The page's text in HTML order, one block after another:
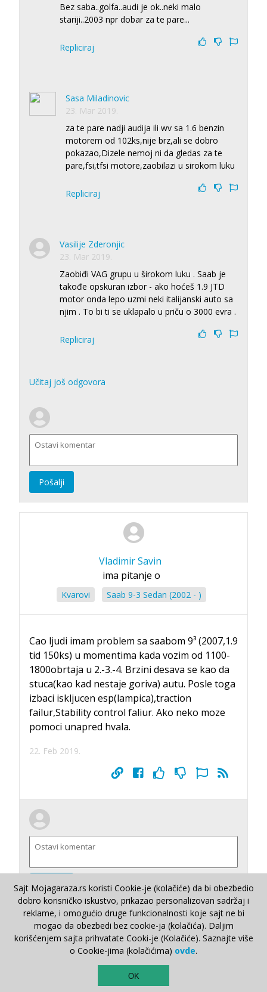
Bez saba..golfa..audi je ok..neki malo
stariji..2003 npr dobar za te pare...
Repliciraj
Sasa Miladinovic
23. Mar 2019.
za te pare nadji audija ili wv sa 1.6 benzin
motorem od 102ks,nije brz,ali se dobro
pokazao,Dizele nemoj ni da gledas za te
pare,fsi,tfsi motore,zaobilazi u sirokom luku
Repliciraj
Vasilije Zderonjic
23. Mar 2019.
Zaobiđi VAG grupu u širokom luku . Saab je
takođe opskuran izbor - ako hoćeš 1.9 JTD
motor onda lepo uzmi neki italijanski auto sa
njim . To bi ti se uklapalo u priču o 3000 evra .
Repliciraj
Učitaj još odgovora
Pošalji
Vladimir Savin
ima pitanje o
Kvarovi Saab 9-3 Sedan (2002 - )
Cao ljudi imam problem sa saabom 9³ (2007,1.9
tid 150ks) u momentima kada vozim od 1100-
1800obrtaja u 2.-3.-4. Brzini desava se kao da
stuca(kao kad nestaje goriva) autu. Posle toga
izbaci iskljucen esp(lampica),traction
failur,Stability control faliur. Ako neko moze
pomoci unapred hvala.
22. Feb 2019.
Pošalji
Predrag Knezevic
ima pitanje o
Sajt Mojagaraza.rs koristi Cookie-je (kolačiće) da bi obezbedio
dobro korisničko iskustvo, prikazao personalizovan sadržaj i
reklame, i omogućio druge funkcionalnosti koje sajt ne bi
mogao da obezbedi bez cookie-ja (kolačića). Daljim
korišćenjem sajta prihvatate Cooki-je (Kolačiće). Saznajte više
o Cookie-jima (kolačićima) ovde.
OK